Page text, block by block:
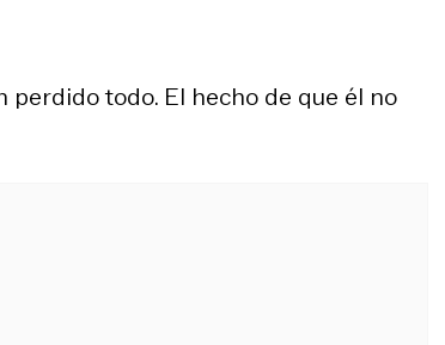
perdido todo. El hecho de que él no